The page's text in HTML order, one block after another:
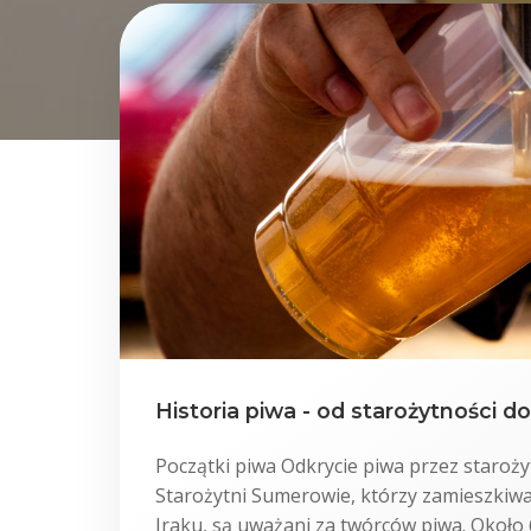
Historia piwa - od starożytności
Początki piwa Odkrycie piwa przez
Starożytni Sumerowie, którzy
Iraku, są uważani za twórców piwa.